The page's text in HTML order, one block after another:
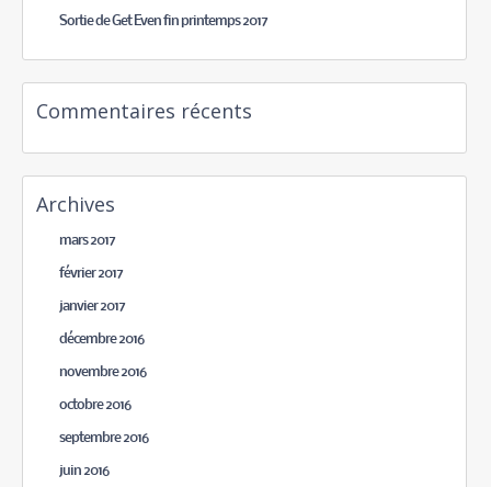
Sortie de Get Even fin printemps 2017
Commentaires récents
Archives
mars 2017
février 2017
janvier 2017
décembre 2016
novembre 2016
octobre 2016
septembre 2016
juin 2016